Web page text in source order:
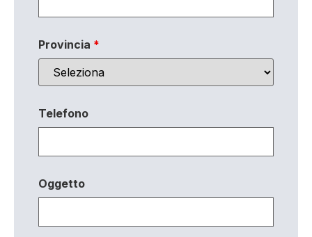
Provincia *
Telefono
Oggetto